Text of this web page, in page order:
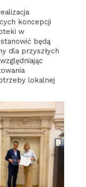
koncepcji
w
będą
dla przyszłych
lokalnej